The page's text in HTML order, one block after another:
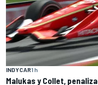
INDYCAR1 h
Malukas y Collet,